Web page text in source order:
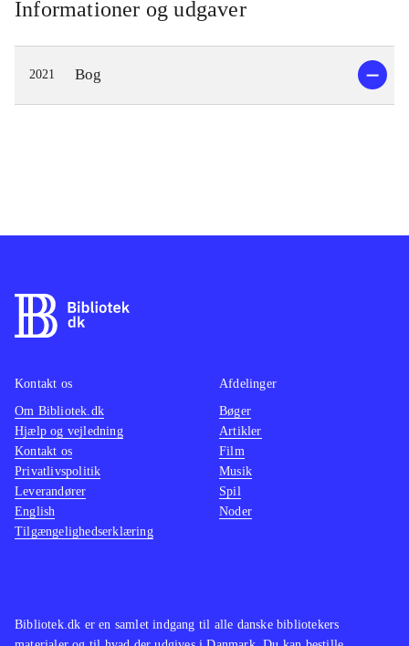
Informationer og udgaver
2021 Bog
Bibliotek.dk er en samlet indgang til alle danske bibliotekers
Kontakt os
Om Bibliotek.dk
Hjælp og vejledning
Kontakt os
Privatlivspolitik
Leverandører
English
Tilgængelighedserklæring
Afdelinger
Bøger
Artikler
Film
Musik
Spil
Noder